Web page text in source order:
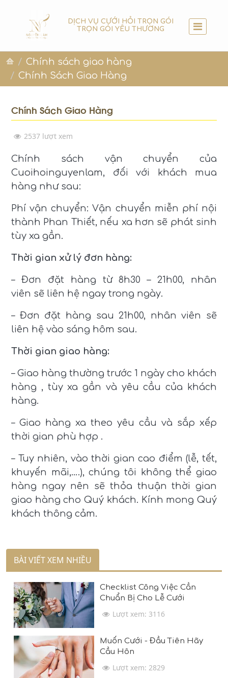
DỊCH VỤ CƯỚI HỎI TRỌN GÓI
TRỌN GÓI YÊU THƯƠNG
Chính sách giao hàng
Chính Sách Giao Hàng
Chính Sách Giao Hàng
2537 lượt xem
Chính sách vận chuyển của
Cuoihoinguyenlam, đối với khách mua
hàng như sau:
Phí vận chuyển: Vận chuyển miễn phí nội
thành Phan Thiết, nếu xa hơn sẽ phát sinh
tùy xa gần.
Thời gian xử lý đơn hàng:
– Đơn đặt hàng từ 8h30 – 21h00, nhân
viên sẽ liên hệ ngay trong ngày.
– Đơn đặt hàng sau 21h00, nhân viên sẽ
liên hệ vào sáng hôm sau.
Thời gian giao hàng:
– Giao hàng thường trước 1 ngày cho khách
hàng , tùy xa gần và yêu cầu của khách
hàng.
– Giao hàng xa theo yêu cầu và sắp xếp
thời gian phù hợp .
– Tuy nhiên, vào thời gian cao điểm (lễ, tết,
khuyến mãi,….), chúng tôi không thể giao
hàng ngay nên sẽ thỏa thuận thời gian
giao hàng cho Quý khách. Kính mong Quý
khách thông cảm.
BÀI VIẾT XEM NHIỀU
Checklist Công Việc Cần
Chuẩn Bị Cho Lễ Cưới
Lượt xem: 3116
Muốn Cưới - Đầu Tiên Hãy
Cầu Hôn
Lượt xem: 2829